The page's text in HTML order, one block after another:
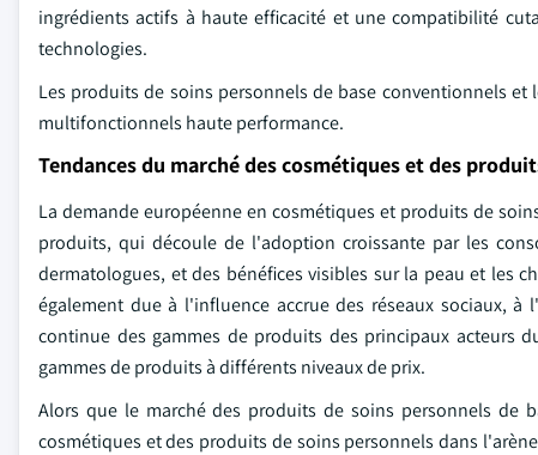
ingrédients actifs à haute efficacité et une compatibilité
technologies.
Les produits de soins personnels de base conventionnels
multifonctionnels haute performance.
Tendances du marché des cosmétiques et des
La demande européenne en cosmétiques et produits de
produits, qui découle de l'adoption croissante par les
dermatologues, et des bénéfices visibles sur la peau et les
également due à l'influence accrue des réseaux sociaux,
continue des gammes de produits des principaux acteurs
gammes de produits à différents niveaux de prix.
Alors que le marché des produits de soins personnels de
cosmétiques et des produits de soins personnels dans